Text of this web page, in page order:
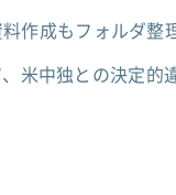
作成もフォルダ整
米中独との決定的